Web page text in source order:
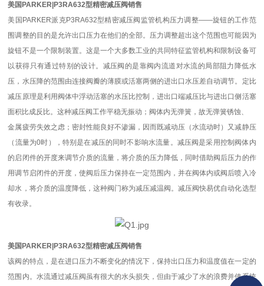
美国PARKER|P3RA632型精密减压阀销售
美国PARKER派克P3RA632型精密减压阀监管机构压力调整——旋钮的工作范
围调整的目的是允许出口压力在他们的全部。压力调整超出这个范围也可能因为
旋钮不是一个限制装置。这是一个大多数工业的共同特征监管机构和限制设备可
以获得只有通过特别的设计。减压阀的是靠阀内流道对水流的局部阻力降低水
压，水压降的范围由连接阀瓣的薄膜或活塞两侧的进出口水压差自动调节。定比
减压原理是利用阀体中浮动活塞的水压比控制，进出口端减压比与进出口侧活塞
面积比成反比。这种减压阀工作平稳无振动；阀体内无弹簧，故无弹簧锈蚀、
金属疲劳失效之虑；密封性能良好不渗漏，因而既减动压（水流动时）又减静压
（流量为0时），特别是在减压的同时不影响水流量。减压阀是采用控制阀体内
的启闭件的开度来调节介质的流量，将介质的压力降低，同时借助阀后压力的作
用调节启闭件的开度，使阀后压力保持在一定范围内，并在阀体内或阀后喷入冷
却水，将介质的温度降低，这种阀门称为减压减温阀。减压阀快易优自动化选型
有收录。
美国PARKER|P3RA632型精密减压阀销售
该阀的特点，是在进口压力不断变化的情况下，保持出口压力和温度值在一定的
范围内。水流通过减压阀虽有很大的水头损失，但由于减少了水的浪费并使系统